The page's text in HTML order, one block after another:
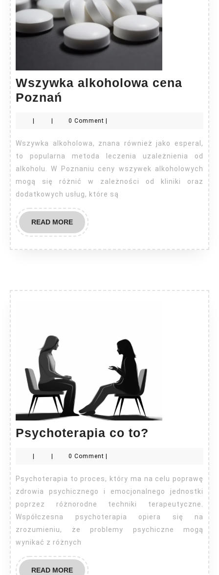
Wszywka alkoholowa cena
Poznań
cena
Poznań
0 Comment
Wszywka alkoholowa, znana również jako esperal,
to popularna metoda leczenia uzależnienia od
alkoholu. W Poznaniu ceny wszywek alkoholowych
mogą się różnić w zależności od kliniki oraz
dodatkowych usług, które są
READ MOREREAD
MORE
Psychoterapia co to?
| | 0 Comment |
Psychoterapia to proces, który ma na celu poprawę
zdrowia psychicznego i emocjonalnego jednostki
poprzez różnorodne techniki terapeutyczne.
Współczesna psychoterapia opiera się na
zrozumieniu, że problemy psychiczne mogą
wynikać z różnych
READ MOREREAD